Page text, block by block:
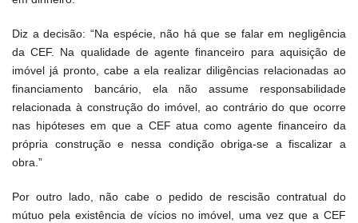
Diz a decisão: “Na espécie, não há que se falar em negligência
da CEF. Na qualidade de agente financeiro para aquisição de
imóvel já pronto, cabe a ela realizar diligências relacionadas ao
financiamento bancário, ela não assume responsabilidade
relacionada à construção do imóvel, ao contrário do que ocorre
nas hipóteses em que a CEF atua como agente financeiro da
própria construção e nessa condição obriga-se a fiscalizar a
obra.”
Por outro lado, não cabe o pedido de rescisão contratual do
mútuo pela existência de vícios no imóvel, uma vez que a CEF